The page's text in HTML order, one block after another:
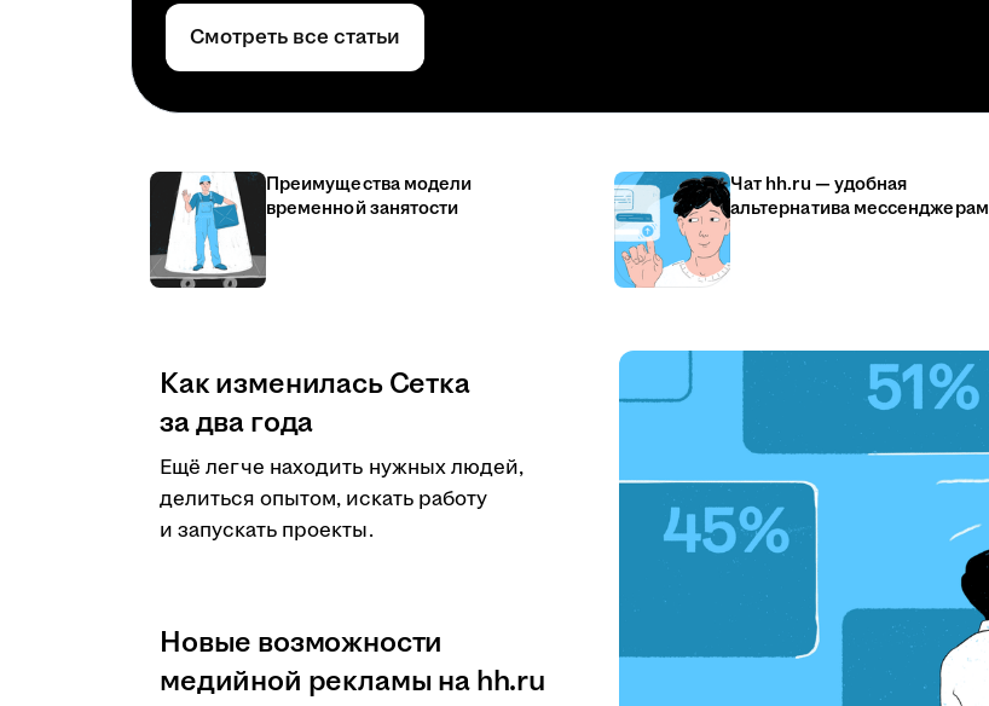
Смотреть все статьи
Преимущества модели
временной занятости
Чат hh.ru — удобная
альтернатива мессенджерам
Как изменилась Сетка
за два года
Ещё легче находить нужных людей,
делиться опытом, искать работу
и запускать проекты.
Новые возможности
медийной рекламы на hh.ru